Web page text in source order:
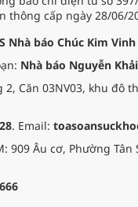
suốt có ý nghĩa
trọng trong mỗi
quốc gia, dân tộc.
thông cấp ngày 28/06/
Nhà báo Chúc Kim Vinh
Nhà báo Nguyễn Khải
2, Căn 03NV03, khu đô
. Email:
909 Âu cơ, Phường Tân